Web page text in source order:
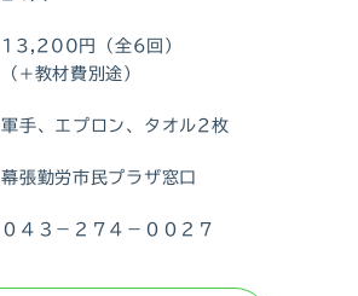
13,200円（全6回）
（+教材費別途）
軍手、エプロン、タオル2枚
幕張勤労市民プラザ窓口
０４３－２７４－００２７